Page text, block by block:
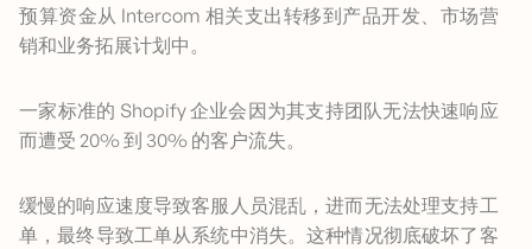
预算资金从 Intercom 相关支出转移到产品开发、市场营
销和业务拓展计划中。
一家标准的 Shopify 企业会因为其支持团队无法快速响应
而遭受 20% 到 30% 的客户流失。
缓慢的响应速度导致客服人员混乱，进而无法处理支持工
单，最终导致工单从系统中消失。这种情况彻底破坏了客